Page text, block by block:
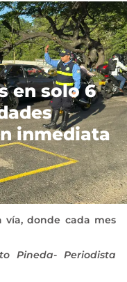
en solo 6
inmediata
vía, donde cada mes
Pineda- Periodista